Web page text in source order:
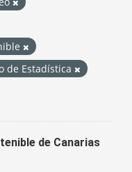
de Estadística
de Canarias